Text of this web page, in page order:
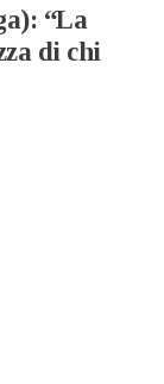
“La
di chi